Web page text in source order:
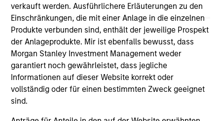
verkauft werden. Ausführlichere Erläuterungen zu den
Einschränkungen, die mit einer Anlage in die einzelnen
Produkte verbunden sind, enthält der jeweilige Prospekt
der Anlageprodukte. Mir ist ebenfalls bewusst, dass
Morgan Stanley Investment Management weder
garantiert noch gewährleistet, dass jegliche
Informationen auf dieser Website korrekt oder
vollständig oder für einen bestimmten Zweck geeignet
sind.